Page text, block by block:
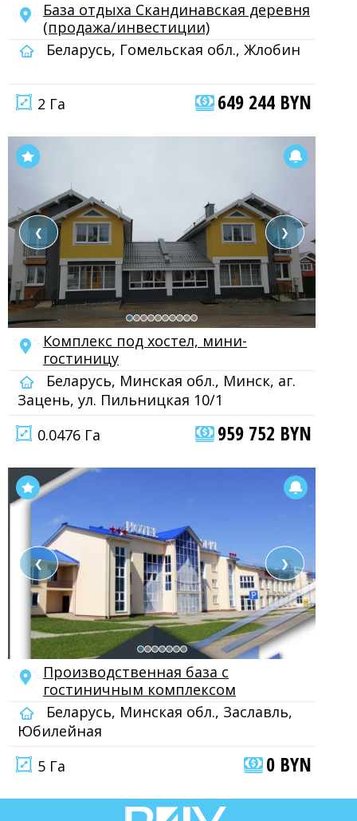
База отдыха Скандинавская деревня
(продажа/инвестиции)
Беларусь, Гомельская обл., Жлобин
2 Га 649 244 BYN
❮ ❯
Комплекс под хостел, мини-
гостиницу
Беларусь, Минская обл., Минск, аг.
Зацень, ул. Пильницкая 10/1
0.0476 Га
959 752 BYN
❮ ❯
Производственная база с
гостиничным комплексом
Беларусь, Минская обл., Заславль,
Юбилейная
5 Га
0 BYN